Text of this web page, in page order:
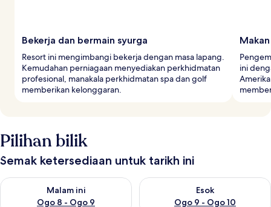
Bekerja dan bermain syurga
Resort ini mengimbangi bekerja dengan masa lapang.
Kemudahan perniagaan menyediakan perkhidmatan
profesional, manakala perkhidmatan spa dan golf
memberikan kelonggaran.
ini
Pilihan bilik
Semak ketersediaan untuk tarikh ini
Malam ini
Ogo 8 - Ogo 9
Semak ketersediaan untuk malam ini Ogo 8 - Ogo 9
Esok
Ogo 9 - Ogo 10
Semak ketersediaan untuk